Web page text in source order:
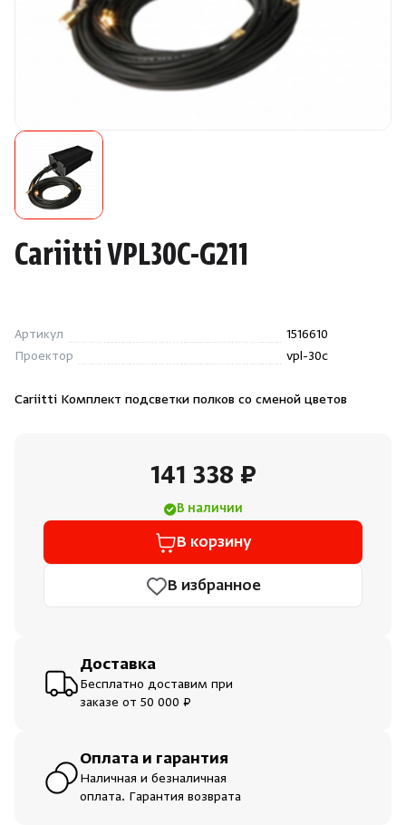
Камни для печей
Аксессуары
Запчасти
Отопление
Для хаммама
Инфракрасные сауны
Cariitti VPL30C-G211
Артикул
1516610
Проектор
vpl-30c
Cariitti Комплект подсветки полков со сменой цветов
141 338 ₽
В наличии
В корзину
В избранное
Доставка
Бесплатно доставим при
заказе от 50 000 ₽
Оплата и гарантия
Наличная и безналичная
оплата. Гарантия возврата